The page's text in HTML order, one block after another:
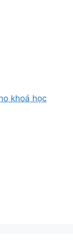
khoá học